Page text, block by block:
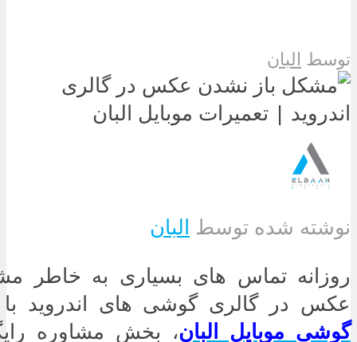
توسط البان
نوشته شده توسط البان
روزانه تماس های بسیاری به خاطر
عکس در گالری گوشی های اندروید
گوشی موبایل البان، بخش مشاوره